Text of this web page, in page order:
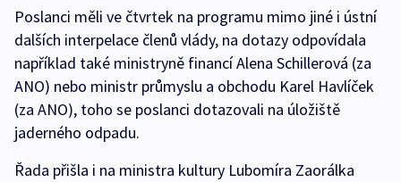
Poslanci měli ve čtvrtek na programu mimo jiné i ústní
dalších interpelace členů vlády, na dotazy odpovídala
například také ministryně financí Alena Schillerová (za
ANO) nebo ministr průmyslu a obchodu Karel Havlíček
(za ANO), toho se poslanci dotazovali na úložiště
jaderného odpadu.
Řada přišla i na ministra kultury Lubomíra Zaorálka